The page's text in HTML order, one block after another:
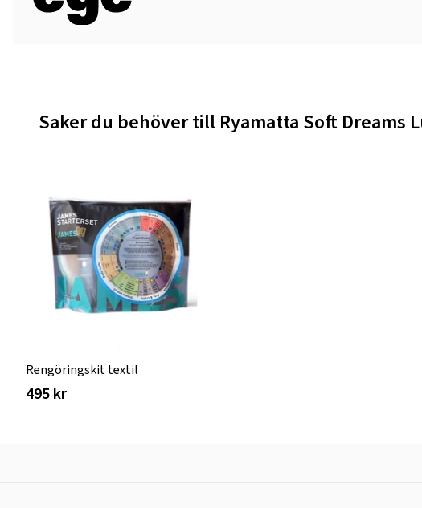
Saker du behöver till Ryamatta Soft Dreams
Rengöringskit textil
495 kr